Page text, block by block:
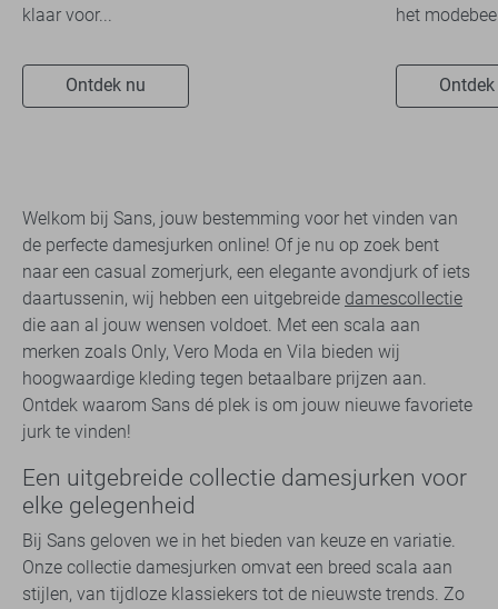
klaar voor...
Ontdek nu
het
Welkom bij Sans, jouw bestemming voor het vinden van
de perfecte damesjurken online! Of je nu op zoek bent
naar een casual zomerjurk, een elegante avondjurk of iets
daartussenin, wij hebben een uitgebreide damescollectie
die aan al jouw wensen voldoet. Met een scala aan
merken zoals Only, Vero Moda en Vila bieden wij
hoogwaardige kleding tegen betaalbare prijzen aan.
Ontdek waarom Sans dé plek is om jouw nieuwe favoriete
jurk te vinden!
Een uitgebreide collectie damesjurken voor
elke gelegenheid
Bij Sans geloven we in het bieden van keuze en variatie.
Onze collectie damesjurken omvat een breed scala aan
stijlen, van tijdloze klassiekers tot de nieuwste trends. Zo